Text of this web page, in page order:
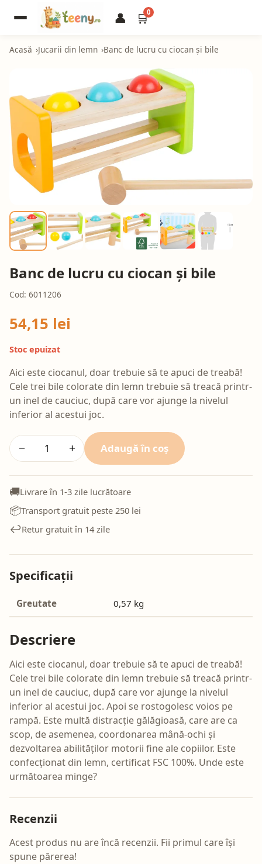
👤 🛒0
Acasă Jucarii din lemn Banc de lucru cu ciocan și bile
Banc de lucru cu ciocan și bile
Cod: 6011206
54,15 lei
Stoc epuizat
Aici este ciocanul, doar trebuie să te apuci de treabă!
Cele trei bile colorate din lemn trebuie să treacă printr-
un inel de cauciuc, după care vor ajunge la nivelul
inferior al acestui joc.
− + Adaugă în coș
🚚Livrare în 1-3 zile lucrătoare
📦Transport gratuit peste 250 lei
↩️Retur gratuit în 14 zile
Specificații
Greutate 0,57 kg
Descriere
Aici este ciocanul, doar trebuie să te apuci de treabă!
Cele trei bile colorate din lemn trebuie să treacă printr-
un inel de cauciuc, după care vor ajunge la nivelul
inferior al acestui joc. Apoi se rostogolesc voios pe
rampă. Este multă distracție gălăgioasă, care are ca
scop, de asemenea, coordonarea mână-ochi și
dezvoltarea abilităților motorii fine ale copiilor. Este
confecționat din lemn, certificat FSC 100%. Unde este
următoarea minge?
Recenzii
Acest produs nu are încă recenzii. Fii primul care își
spune părerea!